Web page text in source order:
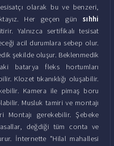
olarak bu ve benzeri,
Her geçen gün sıhhi
Yalnızca sertifikalı tesisat
acil durumlara sebep olur.
şekilde oluşur. Beklenmedik
batarya fleks hortumları
Klozet tıkanıklığı oluşabilir.
Kamera ile pimaş boru
Musluk tamiri ve montajı
Montajı gerekebilir. Şebeke
değdiği tüm conta ve
İnternette "Hilal mahallesi